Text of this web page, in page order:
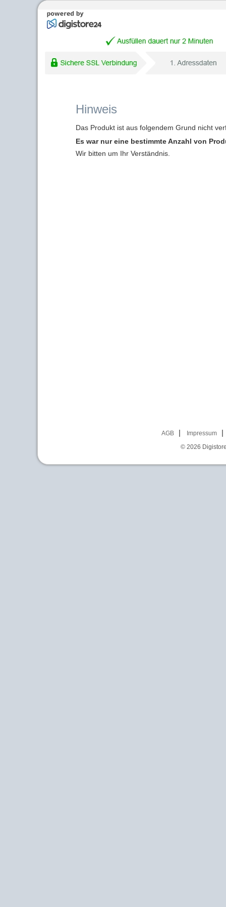
Hinweis
Das Produkt ist aus folgendem Grund nicht
Es war nur eine bestimmte Anzahl von
Wir bitten um Ihr Verständnis.
AGB
Impressum
© 2026